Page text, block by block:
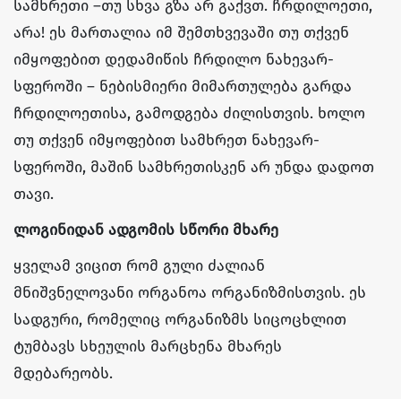
სამხრეთი –თუ სხვა გზა არ გაქვთ. ჩრდილოეთი,
არა! ეს მართალია იმ შემთხვევაში თუ თქვენ
იმყოფებით დედამიწის ჩრდილო ნახევარ-
სფეროში – ნებისმიერი მიმართულება გარდა
ჩრდილოეთისა, გამოდგება ძილისთვის. ხოლო
თუ თქვენ იმყოფებით სამხრეთ ნახევარ-
სფეროში, მაშინ სამხრეთისკენ არ უნდა დადოთ
თავი.
ლოგინიდან ადგომის სწორი მხარე
ყველამ ვიცით რომ გული ძალიან
მნიშვნელოვანი ორგანოა ორგანიზმისთვის. ეს
სადგური, რომელიც ორგანიზმს სიცოცხლით
ტუმბავს სხეულის მარცხენა მხარეს
მდებარეობს.